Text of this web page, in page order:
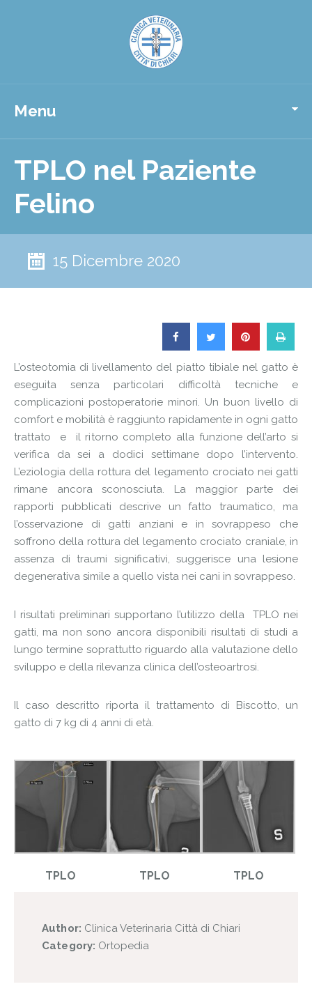
Menu
TPLO nel Paziente
Felino
15 Dicembre 2020
L’osteotomia di livellamento del piatto tibiale nel gatto è
eseguita senza particolari difficoltà tecniche e
complicazioni postoperatorie minori. Un buon livello di
comfort e mobilità è raggiunto rapidamente in ogni gatto
trattato e il ritorno completo alla funzione dell’arto si
verifica da sei a dodici settimane dopo l’intervento.
L’eziologia della rottura del legamento crociato nei gatti
rimane ancora sconosciuta. La maggior parte dei
rapporti pubblicati descrive un fatto traumatico, ma
l’osservazione di gatti anziani e in sovrappeso che
soffrono della rottura del legamento crociato craniale, in
assenza di traumi significativi, suggerisce una lesione
degenerativa simile a quello vista nei cani in sovrappeso.
I risultati preliminari supportano l’utilizzo della TPLO nei
gatti, ma non sono ancora disponibili risultati di studi a
lungo termine soprattutto riguardo alla valutazione dello
sviluppo e della rilevanza clinica dell’osteoartrosi.
Il caso descritto riporta il trattamento di Biscotto, un
gatto di 7 kg di 4 anni di età.
TPLO TPLO TPLO
Author: Clinica Veterinaria Città di Chiari
Category: Ortopedia